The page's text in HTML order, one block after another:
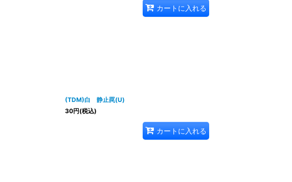
カートに入れる
(TDM)白 静止罠(U)
30円(税込)
カートに入れる